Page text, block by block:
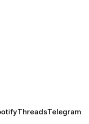
ThreadsTelegram